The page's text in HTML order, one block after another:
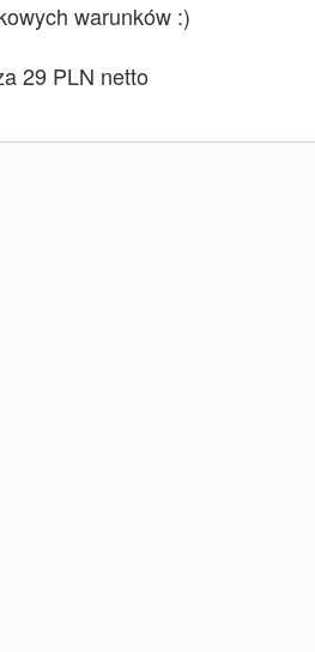
warunków :)
29 PLN netto